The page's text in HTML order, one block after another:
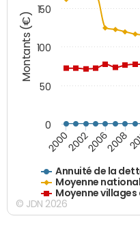
Montants (€)
Annuité de la
Moyenne
Moyenne
2000200220062008
0
50
100
150
© JDN 2026